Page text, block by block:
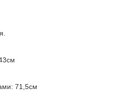
71,5см